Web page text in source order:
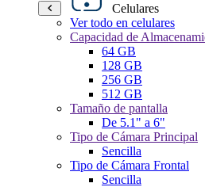
Celulares
Ver todo en celulares
Capacidad de
64 GB
128 GB
256 GB
512 GB
Tamaño de pantalla
De 5.1" a 6"
Tipo de Cámara Principal
Sencilla
Tipo de Cámara Frontal
Sencilla